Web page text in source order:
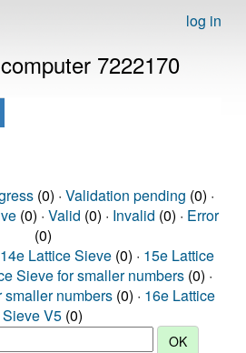
log in
7222170
(0) · Validation pending (0) ·
(0) · Valid (0) · Invalid (0) · Error
(0)
14e Lattice Sieve (0) · 15e Lattice
Sieve for smaller numbers (0) ·
smaller numbers (0) · 16e Lattice
Sieve V5 (0)